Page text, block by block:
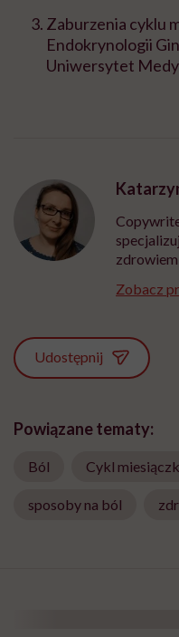
Zaburzenia cyklu
Endokrynologii
Uniwersytet
Zobacz
Udostępnij
Powiązane tematy:
Ból Cykl
sposoby na ból